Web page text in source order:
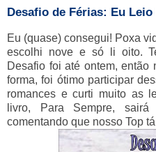
Desafio de Férias: Eu
Eu (quase) consegui! Poxa
escolhi nove e só li oito.
Desafio foi até ontem,
forma, foi ótimo participar
romances e curti muito as
livro, Para Sempre,
comentando que nosso Top